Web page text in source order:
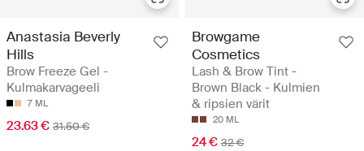
Anastasia Beverly
Hills
Brow Freeze Gel -
Kulmakarvageeli
7 ML
23.63 € 31.50 €
Browgame
Cosmetics
Lash & Brow Tint -
Brown Black - Kulmien
& ripsien värit
20 ML
24 € 32 €